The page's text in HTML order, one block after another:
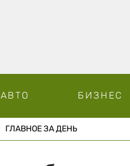
АВТО БИЗНЕС
ГЛАВНОЕ ЗА ДЕНЬ